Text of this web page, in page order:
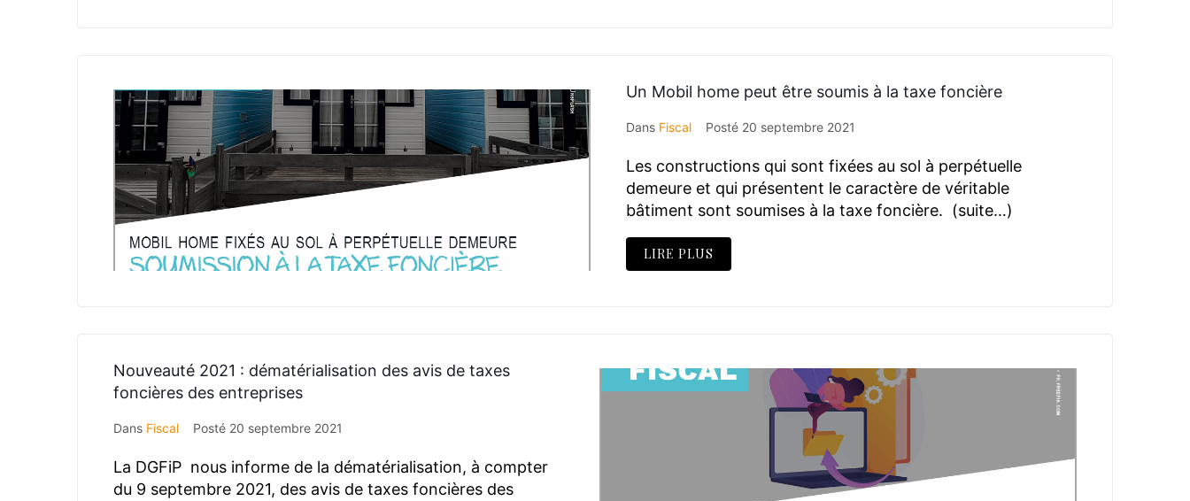
Un Mobil home peut être soumis à la taxe foncière
Dans Fiscal Posté 20 septembre 2021
Les constructions qui sont fixées au sol à perpétuelle
demeure et qui présentent le caractère de véritable
bâtiment sont soumises à la taxe foncière. (suite…)
LIRE PLUS
Nouveauté 2021 : dématérialisation des avis de taxes
foncières des entreprises
Dans Fiscal Posté 20 septembre 2021
La DGFiP nous informe de la dématérialisation, à compter
du 9 septembre 2021, des avis de taxes foncières des